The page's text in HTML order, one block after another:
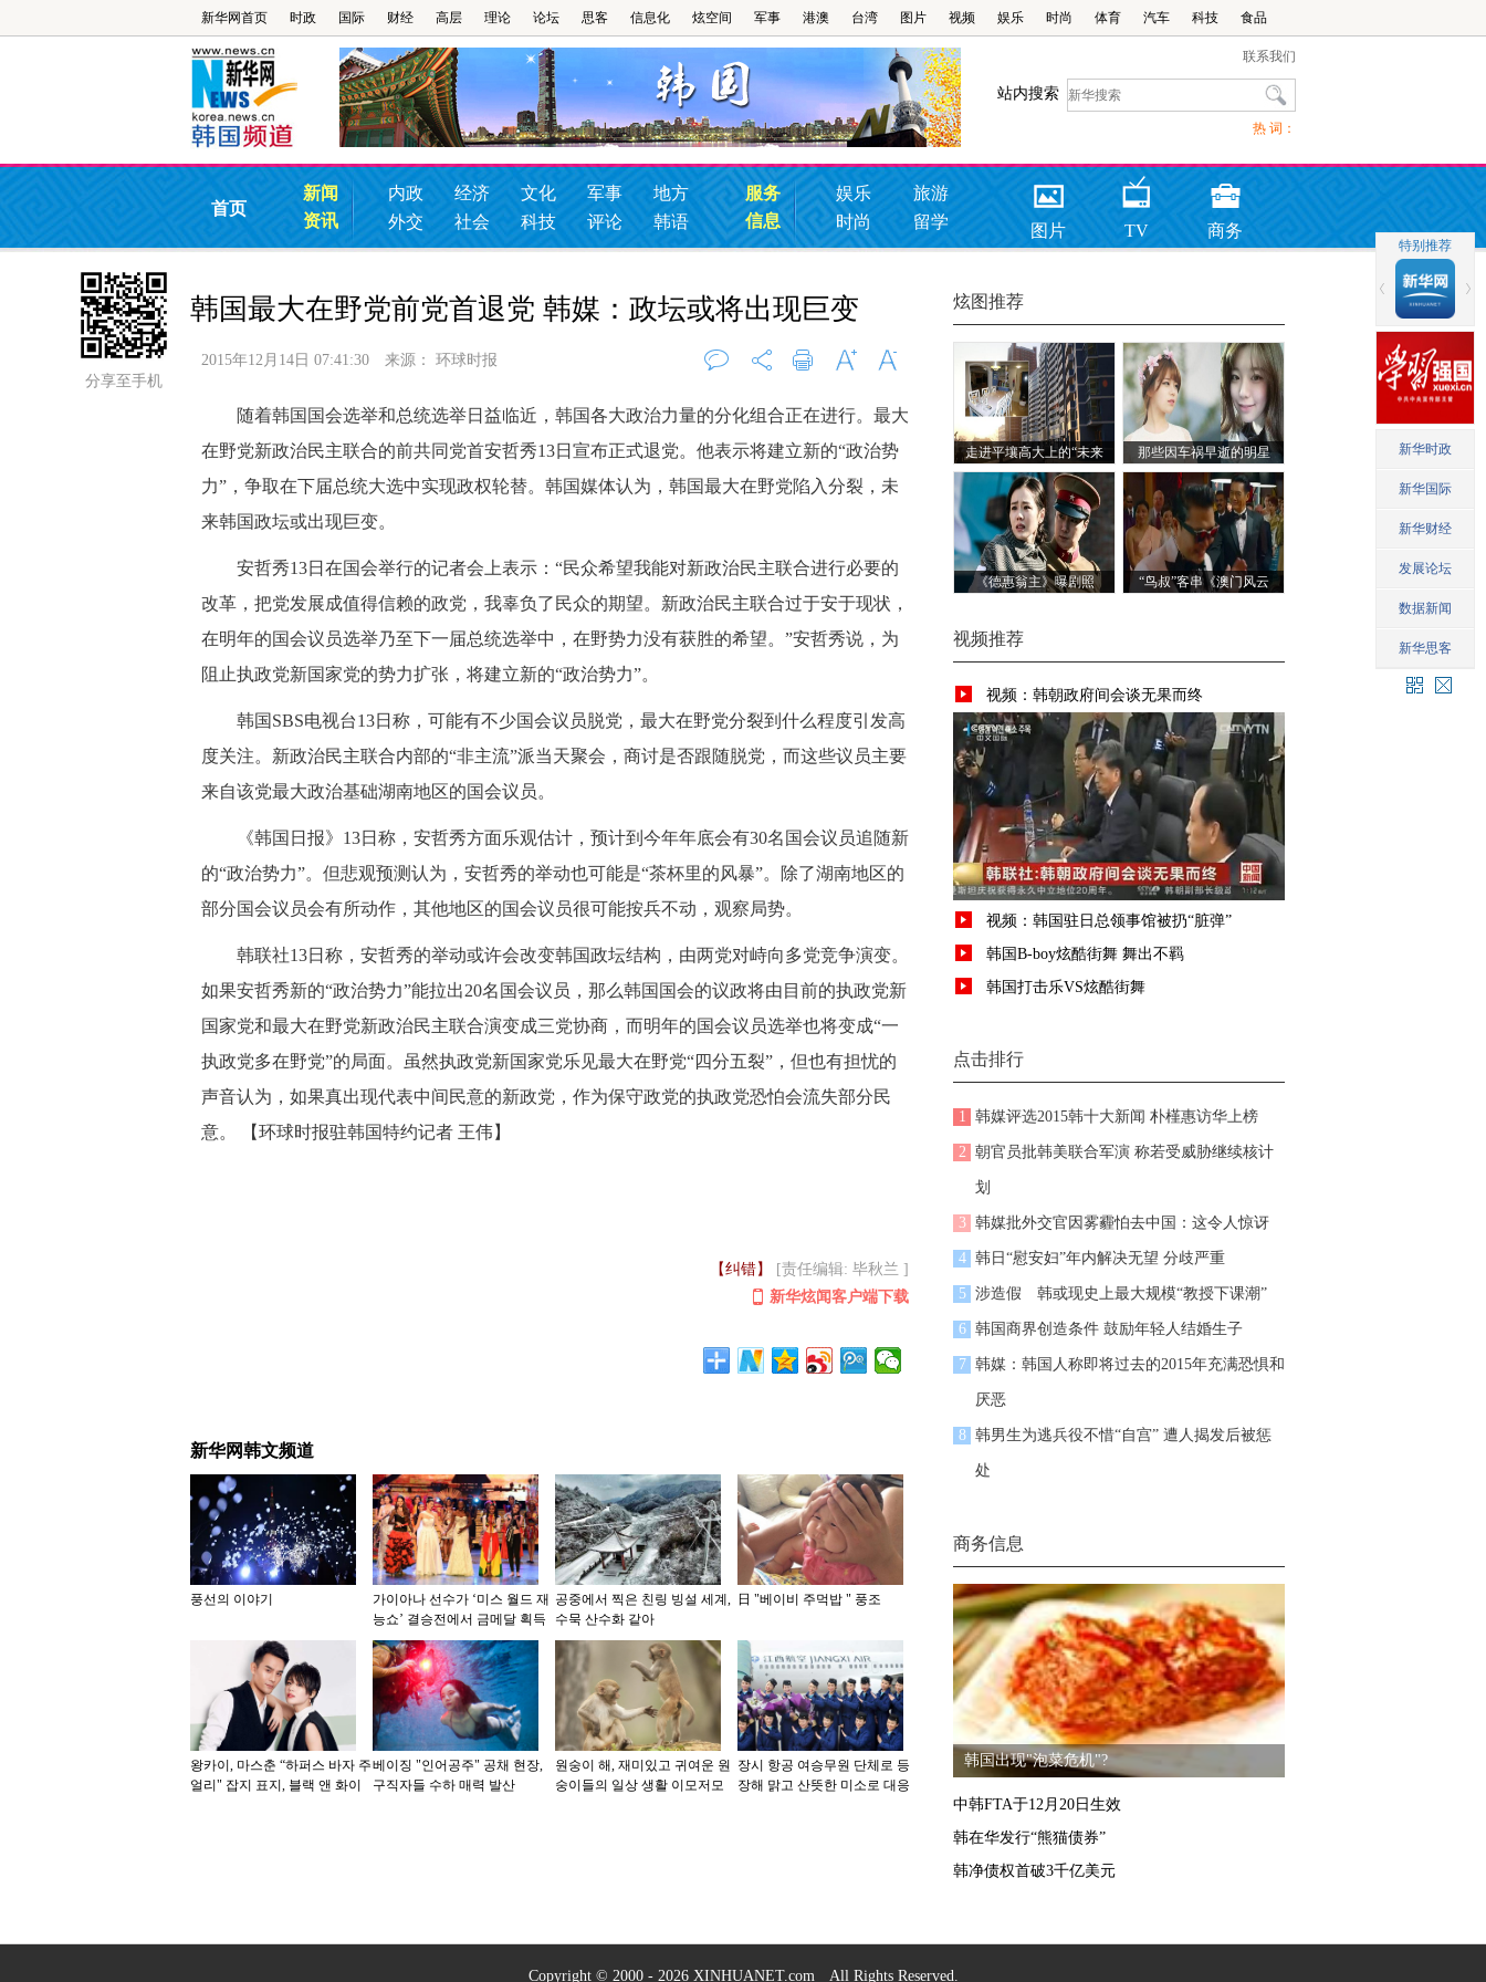
新华网首页 时政 国际 财经 高层 理论 论坛 思客 信息化 炫空间 军事 港澳 台湾 图片 视频 娱乐 时尚 体育 汽车 科技 食品
联系我们
站内搜索
热 词：
首页
新闻
资讯
内政 经济 文化 军事
地方
外交
社会 科技 评论 韩语
服务
信息
娱乐
旅游
时尚
留学 图片 TV 商务
分享至手机
炫图推荐
走进平壤高大上的“未来
科学家大街”
那些因车祸早逝的明星
《德惠翁主》曝剧照
“鸟叔”客串《澳门风云
视频推荐
视频：韩朝政府间会谈无果而终
视频：韩国驻日总领事馆被扔“脏弹”
韩国B-boy炫酷街舞 舞出不羁
韩国打击乐VS炫酷街舞
点击排行
1 韩媒评选2015韩十大新闻 朴槿惠访华上榜
2 朝官员批韩美联合军演 称若受威胁继续核计
划
3 韩媒批外交官因雾霾怕去中国：这令人惊讶
4 韩日“慰安妇”年内解决无望 分歧严重
5 涉造假 韩或现史上最大规模“教授下课潮”
6 韩国商界创造条件 鼓励年轻人结婚生子
7 韩媒：韩国人称即将过去的2015年充满恐惧和
厌恶
8 韩男生为逃兵役不惜“自宫” 遭人揭发后被惩
处
商务信息
韩国出现"泡菜危机"?
中韩FTA于12月20日生效
韩在华发行“熊猫债券”
韩净债权首破3千亿美元
韩国最大在野党前党首退党 韩媒：政坛或将出现巨变
2015年12月14日 07:41:30 来源： 环球时报
评论 打印 字大 字小
随着韩国国会选举和总统选举日益临近，韩国各大政治力量的分化组合正在进行。最大
在野党新政治民主联合的前共同党首安哲秀13日宣布正式退党。他表示将建立新的“政治势
力”，争取在下届总统大选中实现政权轮替。韩国媒体认为，韩国最大在野党陷入分裂，未
来韩国政坛或出现巨变。
安哲秀13日在国会举行的记者会上表示：“民众希望我能对新政治民主联合进行必要的
改革，把党发展成值得信赖的政党，我辜负了民众的期望。新政治民主联合过于安于现状，
在明年的国会议员选举乃至下一届总统选举中，在野势力没有获胜的希望。”安哲秀说，为
阻止执政党新国家党的势力扩张，将建立新的“政治势力”。
韩国SBS电视台13日称，可能有不少国会议员脱党，最大在野党分裂到什么程度引发高
度关注。新政治民主联合内部的“非主流”派当天聚会，商讨是否跟随脱党，而这些议员主要
来自该党最大政治基础湖南地区的国会议员。
《韩国日报》13日称，安哲秀方面乐观估计，预计到今年年底会有30名国会议员追随新
的“政治势力”。但悲观预测认为，安哲秀的举动也可能是“茶杯里的风暴”。除了湖南地区的
部分国会议员会有所动作，其他地区的国会议员很可能按兵不动，观察局势。
韩联社13日称，安哲秀的举动或许会改变韩国政坛结构，由两党对峙向多党竞争演变。
如果安哲秀新的“政治势力”能拉出20名国会议员，那么韩国国会的议政将由目前的执政党新
国家党和最大在野党新政治民主联合演变成三党协商，而明年的国会议员选举也将变成“一
执政党多在野党”的局面。虽然执政党新国家党乐见最大在野党“四分五裂”，但也有担忧的
声音认为，如果真出现代表中间民意的新政党，作为保守政党的执政党恐怕会流失部分民
意。 【环球时报驻韩国特约记者 王伟】
【纠错】
[责任编辑: 毕秋兰 ]
新华炫闻客户端下载
新华网韩文频道
풍선의 이야기
가이아나 선수가 ‘미스 월드 재
능쇼’ 결승전에서 금메달 획득
공중에서 찍은 친링 빙설 세계,
수묵 산수화 같아
日 "베이비 주먹밥 " 풍조
왕카이, 마스춘 “하퍼스 바자 주
얼리" 잡지 표지, 블랙 앤 화이
베이징 "인어공주" 공채 현장,
구직자들 수하 매력 발산
원숭이 해, 재미있고 귀여운 원
숭이들의 일상 생활 이모저모
장시 항공 여승무원 단체로 등
장해 맑고 산뜻한 미소로 대응
Copyright © 2000 - 2026 XINHUANET.com All Rights Reserved.